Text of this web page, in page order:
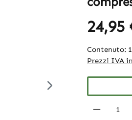
24,95
Contenuto:
Prezzi IVA